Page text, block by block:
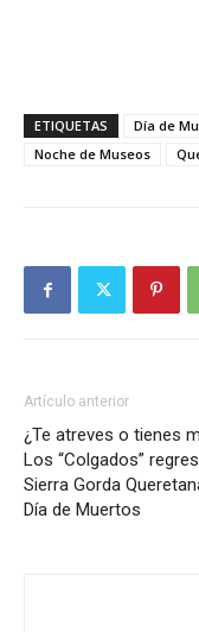
ETIQUETAS Día de
Noche de Museos
Artículo anterior
¿Te atreves o tienes
Los “Colgados”
Sierra Gorda
Día de Muertos